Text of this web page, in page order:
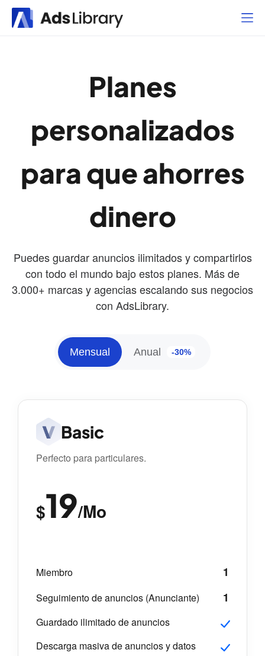
Planes
personalizados
para que ahorres
dinero
Puedes guardar anuncios ilimitados y compartirlos
con todo el mundo bajo estos planes. Más de
3.000+ marcas y agencias escalando sus negocios
con AdsLibrary.
Mensual Anual -30%
Basic
Perfecto para particulares.
$19/Mo
Miembro 1
Seguimiento de anuncios (Anunciante) 1
Guardado ilimitado de anuncios
Descarga masiva de anuncios y datos